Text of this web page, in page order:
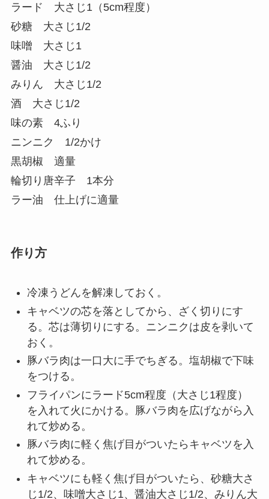
ラード 大さじ1（5cm程度）
砂糖 大さじ1/2
味噌 大さじ1
醤油 大さじ1/2
みりん 大さじ1/2
酒 大さじ1/2
味の素 4ふり
ニンニク 1/2かけ
黒胡椒 適量
輪切り唐辛子 1本分
ラー油 仕上げに適量
作り方
冷凍うどんを解凍しておく。
キャベツの芯を落としてから、ざく切りにす
る。芯は薄切りにする。ニンニクは皮を剥いて
おく。
豚バラ肉は一口大に手でちぎる。塩胡椒で下味
をつける。
フライパンにラード5cm程度（大さじ1程度）
を入れて火にかける。豚バラ肉を広げながら入
れて炒める。
豚バラ肉に軽く焦げ目がついたらキャベツを入
れて炒める。
キャベツにも軽く焦げ目がついたら、砂糖大さ
じ1/2、味噌大さじ1、醤油大さじ1/2、みりん大